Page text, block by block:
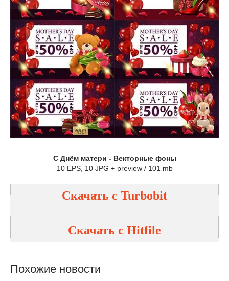
С Днём матери - Векторные фоны
10 EPS, 10 JPG + preview / 101 mb
Скачать с Turbobit
Скачать с Hitfile
Похожие новости